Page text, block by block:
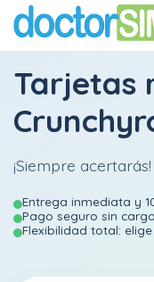
Tarjetas
¡Siempre acertarás!
Entrega inmediata y
Pago seguro sin
Flexibilidad total: